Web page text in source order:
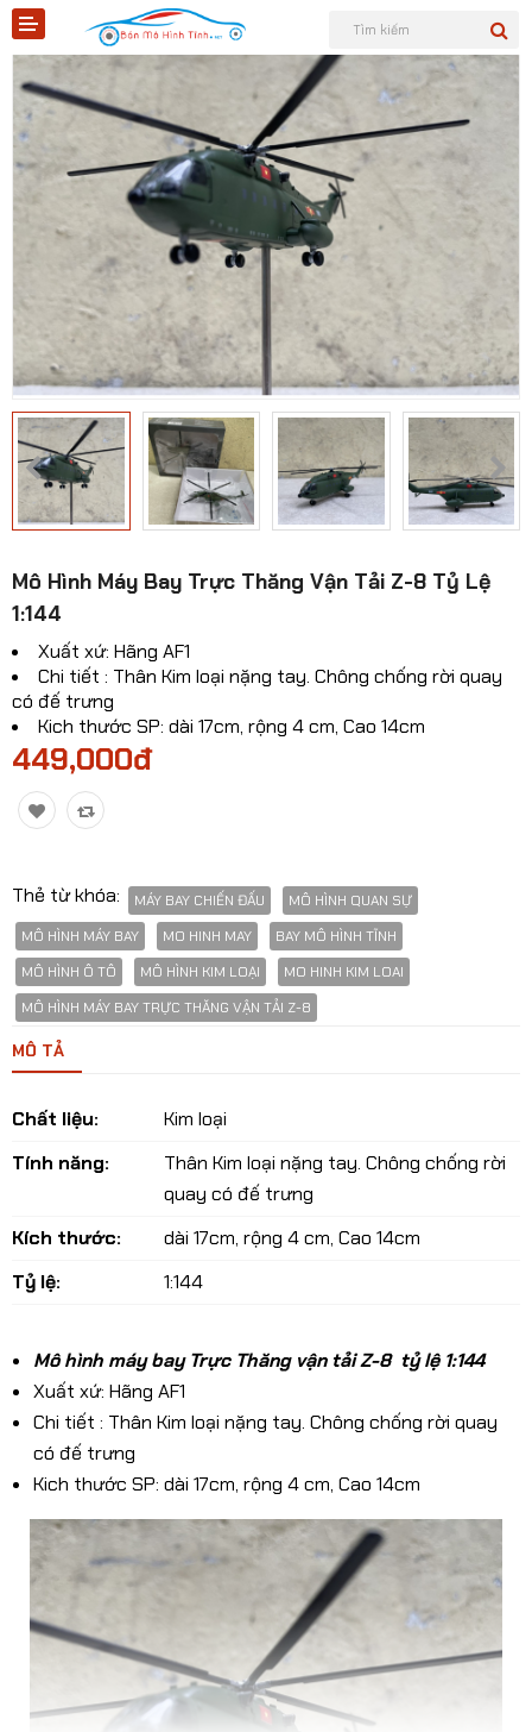
Shopee
Tiktok
Sản phẩm
Tin tức
Liên hệ
Mô hình quân sự
Mô hình xe cơ giới
Mô hình Xe cổ
Tỷ lệ mô hình
Mô hình lắp ráp
Máy bay dân sự
Mô hình xe mô tô - xe máy
Xem thêm danh mục
So sánh
Mô Hình Máy Bay Trực Thăng Vận Tải Z-8 Tỷ Lệ
1:144
Xuất xứ: Hãng AF1
Chi tiết : Thân Kim loại nặng tay. Chông chống rời quay
có đế trưng
Kich thước SP: dài 17cm, rộng 4 cm, Cao 14cm
449,000đ
Thẻ từ khóa: MÁY BAY CHIẾN ĐẤU
MÔ HÌNH QUAN SỰ
MÔ HÌNH MÁY BAY
MO HINH MAY
BAY MÔ HÌNH TĨNH
MÔ HÌNH Ô TÔ
MÔ HÌNH KIM LOẠI
MO HINH KIM LOAI
MÔ HÌNH MÁY BAY TRỰC THĂNG VẬN TẢI Z-8
MÔ TẢ
Chất liệu:
Kim loại
Tính năng:
Thân Kim loại nặng tay. Chông chống rời
quay có đế trưng
Kích thước:
dài 17cm, rộng 4 cm, Cao 14cm
Tỷ lệ:
1:144
Mô hình máy bay Trực Thăng vận tải Z-8 tỷ lệ 1:144
Xuất xứ: Hãng AF1
Chi tiết : Thân Kim loại nặng tay. Chông chống rời quay
có đế trưng
Kich thước SP: dài 17cm, rộng 4 cm, Cao 14cm